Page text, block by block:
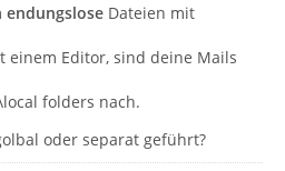
endungslose Dateien mit
einem Editor, sind deine Mails
folders nach.
oder separat geführt?